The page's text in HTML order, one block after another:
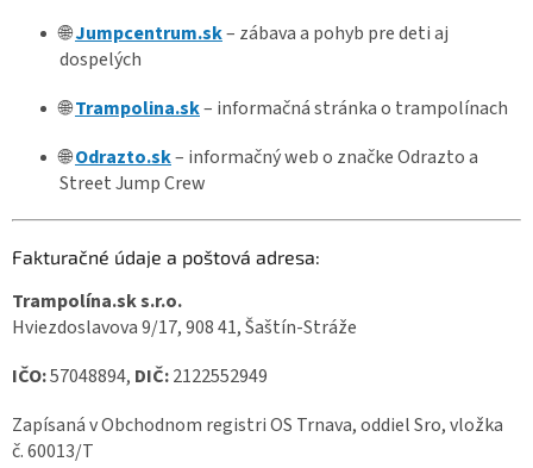
🌐Jumpcentrum.sk– zábava a pohyb pre deti aj
dospelých
🌐Trampolina.sk– informačná stránka o trampolínach
🌐Odrazto.sk– informačný web o značke Odrazto a
Street Jump Crew
Fakturačné údaje a poštová adresa:
Trampolína.sk s.r.o.
Hviezdoslavova 9/17, 908 41, Šaštín-Stráže
IČO:57048894, DIČ:2122552949
Zapísaná v Obchodnom registri OS Trnava, oddiel Sro, vložka
č.60013/T